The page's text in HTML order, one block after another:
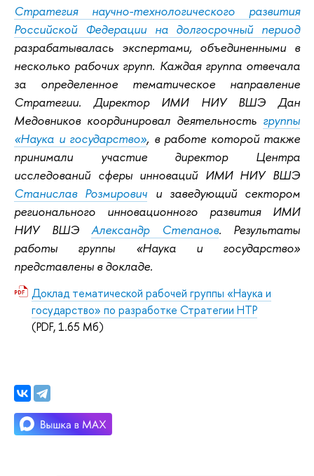
Стратегия научно-технологического развития
Российской Федерации на долгосрочный период
разрабатывалась экспертами, объединенными в
несколько рабочих групп. Каждая группа отвечала
за определенное тематическое направление
Стратегии. Директор ИМИ НИУ ВШЭ Дан
Медовников координировал деятельность группы
«Наука и государство», в работе которой также
принимали участие директор Центра
исследований сферы инноваций ИМИ НИУ ВШЭ
Станислав Розмирович и заведующий сектором
регионального инновационного развития ИМИ
НИУ ВШЭ Александр Степанов. Результаты
работы группы «Наука и государство»
представлены в докладе.
Доклад тематической рабочей группы «Наука и
государство» по разработке Стратегии НТР
(PDF, 1.65 Мб)